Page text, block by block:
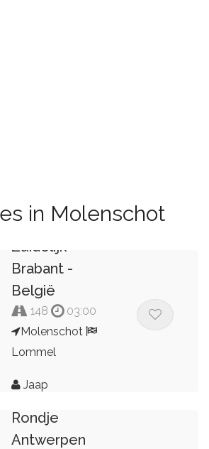
in Molenschot
Zuidelijk
Brabant -
België
148
03:00
Molenschot
Lommel
Jaap
Rondje
Antwerpen